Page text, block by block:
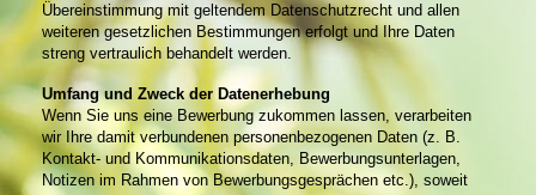
Übereinstimmung mit geltendem Datenschutzrecht und allen
weiteren gesetzlichen Bestimmungen erfolgt und Ihre Daten
streng vertraulich behandelt werden.
Umfang und Zweck der Datenerhebung
Wenn Sie uns eine Bewerbung zukommen lassen, verarbeiten
wir Ihre damit verbundenen personenbezogenen Daten (z. B.
Kontakt- und Kommunikationsdaten, Bewerbungsunterlagen,
Notizen im Rahmen von Bewerbungsgesprächen etc.), soweit